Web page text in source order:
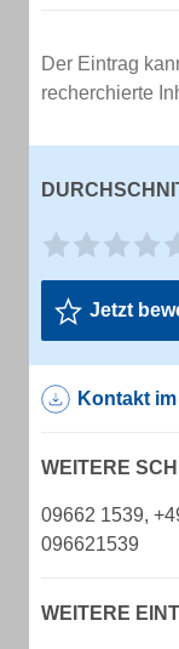
Der Eintrag
recherchierte
Jetzt
Kontakt
WEITERE
09662 1539,
096621539
WEITERE